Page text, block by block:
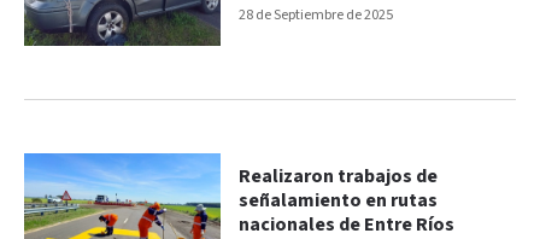
28 de Septiembre de 2025
Realizaron trabajos de
señalamiento en rutas
nacionales de Entre Ríos